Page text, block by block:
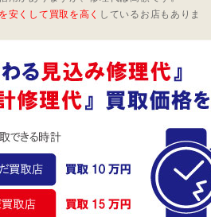
安くして買取を高く しているお店もありま